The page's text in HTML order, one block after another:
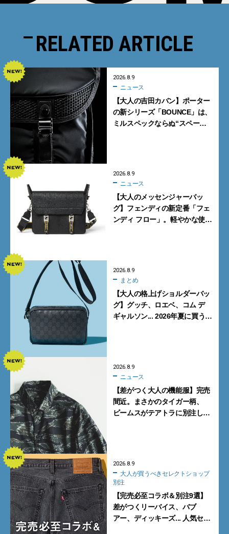
RELATED ARTICLE
2026.8.9
ニュース
【大人の吉田カバン】ポーター
の新シリーズ「BOUNCE」は、
ミルスペックならぬ“スペース
2026.8.9
ニュース
【大人のメッセンジャーバッ
グ】フェンディの新定番「フェ
ンディ フロー」。軽やかな使い
2026.8.9
まとめ
【大人の格上げショルダーバッ
グ】グッチ、ロエベ、コム デ
ギャルソン... 2026年夏に買うべ
2026.8.9
ニュース
【差がつく大人の機能服】完売
間近。まさかのタイガー柄、
ビームスがテアトラに別注した
2026.8.9
別注
【完売必至コラボ＆別注9選】
差がつくリーバイス、バブ
アー、ディッキーズ... 人気セレ